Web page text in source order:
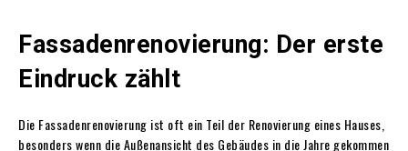
Fassadenrenovierung: Der erste
Eindruck zählt
Die Fassadenrenovierung ist oft ein Teil der Renovierung eines Hauses,
besonders wenn die Außenansicht des Gebäudes in die Jahre gekommen